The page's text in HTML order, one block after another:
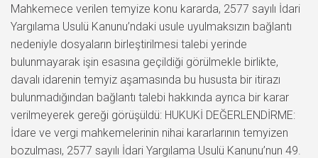
Mahkemece verilen temyize konu kararda, 2577 sayılı İdari
Yargılama Usulü Kanunu’ndaki usule uyulmaksızın bağlantı
nedeniyle dosyaların birleştirilmesi talebi yerinde
bulunmayarak işin esasına geçildiği görülmekle birlikte,
davalı idarenin temyiz aşamasında bu hususta bir itirazı
bulunmadığından bağlantı talebi hakkında ayrıca bir karar
verilmeyerek gereği görüşüldü: HUKUKİ DEĞERLENDİRME:
İdare ve vergi mahkemelerinin nihai kararlarının temyizen
bozulması, 2577 sayılı İdari Yargılama Usulü Kanunu’nun 49.